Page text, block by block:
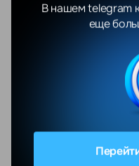
Для юридических лиц
безналичному расчету
Общие
В нашем telegram
еще